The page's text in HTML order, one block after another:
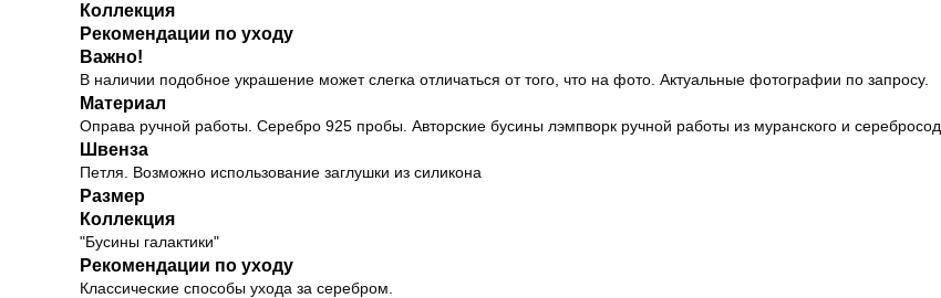
Коллекция
Рекомендации по уходу
Важно!
В наличии подобное украшение может слегка отличаться от того, что на фото. Актуальные фотографии по запросу.
Материал
Оправа ручной работы. Серебро 925 пробы. Авторские бусины лэмпворк ручной работы из муранского и
Швенза
Петля. Возможно использование заглушки из силикона
Размер
Коллекция
"Бусины галактики"
Рекомендации по уходу
Классические способы ухода за серебром.